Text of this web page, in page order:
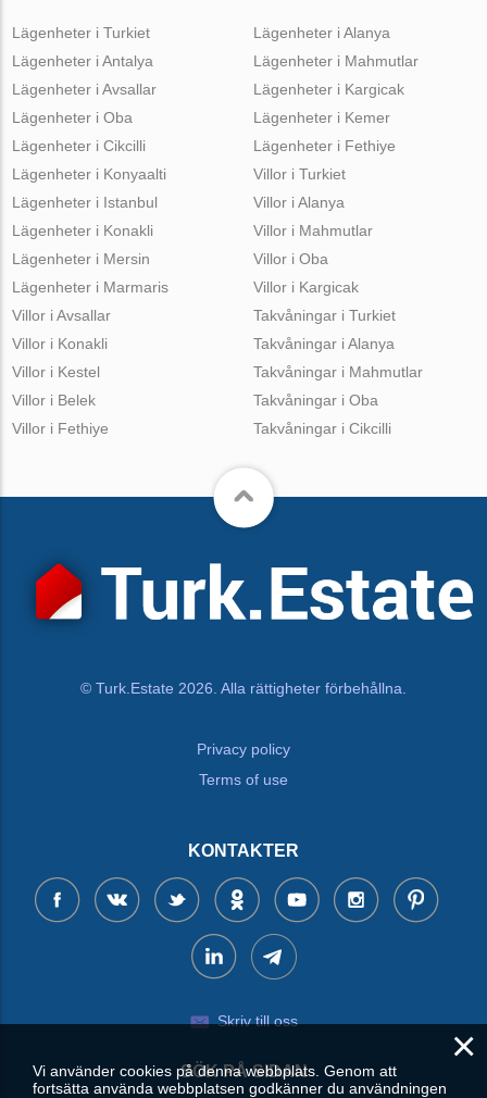
Lägenheter i Turkiet
Lägenheter i Antalya
Lägenheter i Avsallar
Lägenheter i Oba
Lägenheter i Cikcilli
Lägenheter i Alanya
Lägenheter i Mahmutlar
Lägenheter i Kargicak
Lägenheter i Kemer
Lägenheter i Fethiye
Lägenheter i Konyaalti
Lägenheter i Istanbul
Lägenheter i Konakli
Lägenheter i Mersin
Lägenheter i Marmaris
Villor i Turkiet
Villor i Alanya
Villor i Mahmutlar
Villor i Oba
Villor i Kargicak
Villor i Avsallar
Villor i Konakli
Villor i Kestel
Villor i Belek
Villor i Fethiye
Takvåningar i Turkiet
Takvåningar i Alanya
Takvåningar i Mahmutlar
Takvåningar i Oba
Takvåningar i Cikcilli
© Turk.Estate 2026. Alla rättigheter förbehållna.
Privacy policy
Terms of use
KONTAKTER
Skriv till oss
SÖK PÅ SIDAN
×
Vi använder cookies på denna webbplats. Genom att
fortsätta använda webbplatsen godkänner du användningen